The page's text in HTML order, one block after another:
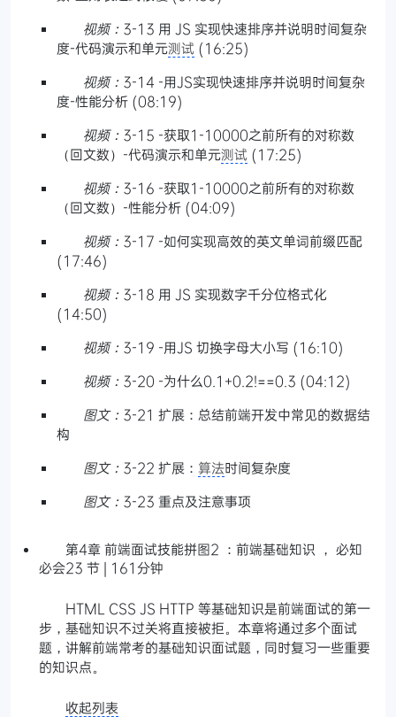
视频： 3-13 用 JS 实现快速排序并说明时间复杂
度-代码演示和单元测试 (16:25)
视频： 3-14 -用JS实现快速排序并说明时间复杂
度-性能分析 (08:19)
视频： 3-15 -获取1-10000之前所有的对称数
（回文数）-代码演示和单元测试 (17:25)
视频： 3-16 -获取1-10000之前所有的对称数
（回文数）-性能分析 (04:09)
视频： 3-17 -如何实现高效的英文单词前缀匹配
(17:46)
视频： 3-18 用 JS 实现数字千分位格式化
(14:50)
视频： 3-19 -用JS 切换字母大小写 (16:10)
视频： 3-20 -为什么0.1+0.2!==0.3 (04:12)
图文： 3-21 扩展：总结前端开发中常见的数据结
构
图文： 3-22 扩展： 算法时间复杂度
图文： 3-23 重点及注意事项
第4章 前端面试技能拼图2 ：前端基础知识 ， 必知
必会23 节 | 161分钟
HTML CSS JS HTTP 等基础知识是前端面试的第一
步，基础知识不过关将直接被拒。本章将通过多个面试
题，讲解前端常考的基础知识面试题，同时复习一些重要
的知识点。
收起列表